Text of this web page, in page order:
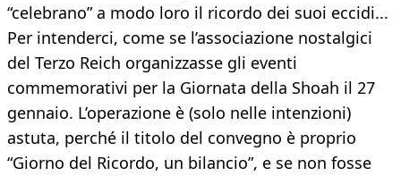
“celebrano” a modo loro il ricordo dei suoi eccidi...
Per intenderci, come se l’associazione nostalgici
del Terzo Reich organizzasse gli eventi
commemorativi per la Giornata della Shoah il 27
gennaio. L’operazione è (solo nelle intenzioni)
astuta, perché il titolo del convegno è proprio
“Giorno del Ricordo, un bilancio”, e se non fosse